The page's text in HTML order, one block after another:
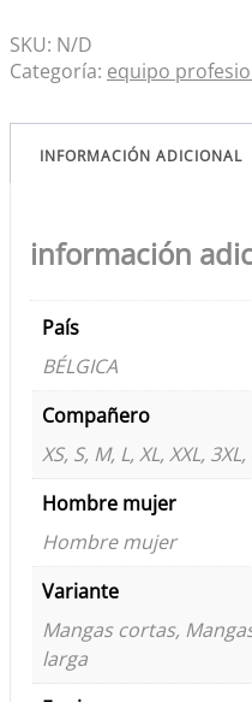
SKU: N/D
Categoría: equipo
INFORMACIÓN ADICIONAL
información
País
BÉLGICA
Compañero
XS, S, M, L, XL, XXL,
Hombre mujer
Hombre mujer
Variante
Mangas cortas,
larga